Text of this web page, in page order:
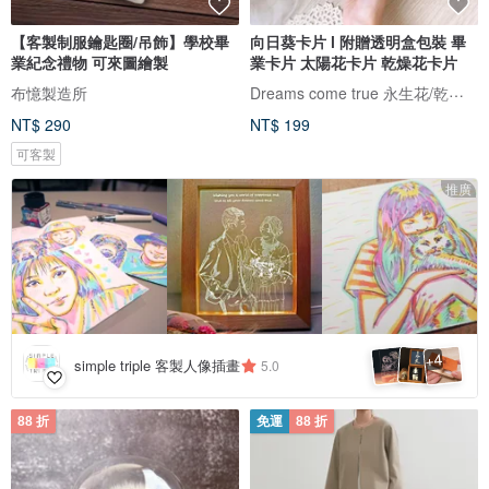
【客製制服鑰匙圈/吊飾】學校畢
業紀念禮物 可來圖繪製
布憶製造所
NT$ 290
可客製
向日葵卡片 l 附贈透明盒包裝 畢
業卡片 太陽花卡片 乾燥花卡片
Dreams come true 永生花/乾燥花
NT$ 199
推廣
simple triple 客製人像插畫 5.0 +4
88 折 免運 88 折